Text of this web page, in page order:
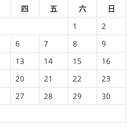
四 五 六
日
1
2
6 7 8
9
13 14 15
16
20 21 22
23
27 28 29
30